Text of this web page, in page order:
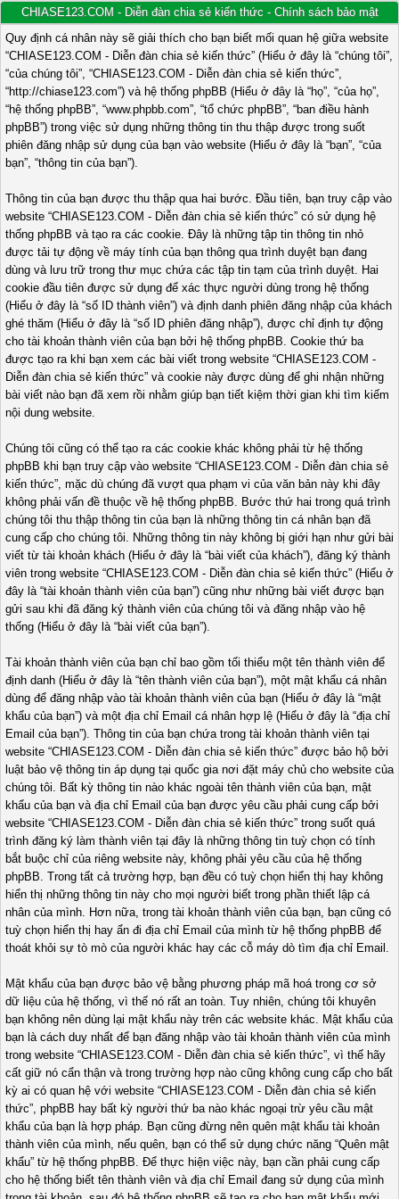
CHIASE123.COM - Diễn đàn chia sẻ kiến thức - Chính sách bảo mật
Quy định cá nhân này sẽ giải thích cho bạn biết mối quan hệ giữa website
“CHIASE123.COM - Diễn đàn chia sẻ kiến thức” (Hiểu ở đây là “chúng tôi”,
“của chúng tôi”, “CHIASE123.COM - Diễn đàn chia sẻ kiến thức”,
“http://chiase123.com”) và hệ thống phpBB (Hiểu ở đây là “họ”, “của họ”,
“hệ thống phpBB”, “www.phpbb.com”, “tổ chức phpBB”, “ban điều hành
phpBB”) trong việc sử dụng những thông tin thu thập được trong suốt
phiên đăng nhập sử dụng của bạn vào website (Hiểu ở đây là “bạn”, “của
bạn”, “thông tin của bạn”).
Thông tin của bạn được thu thập qua hai bước. Đầu tiên, bạn truy cập vào
website “CHIASE123.COM - Diễn đàn chia sẻ kiến thức” có sử dụng hệ
thống phpBB và tạo ra các cookie. Đây là những tập tin thông tin nhỏ
được tải tự động về máy tính của bạn thông qua trình duyệt bạn đang
dùng và lưu trữ trong thư mục chứa các tập tin tạm của trình duyệt. Hai
cookie đầu tiên được sử dụng để xác thực người dùng trong hệ thống
(Hiểu ở đây là “số ID thành viên”) và định danh phiên đăng nhập của khách
ghé thăm (Hiểu ở đây là “số ID phiên đăng nhập”), được chỉ định tự động
cho tài khoản thành viên của bạn bởi hệ thống phpBB. Cookie thứ ba
được tạo ra khi bạn xem các bài viết trong website “CHIASE123.COM -
Diễn đàn chia sẻ kiến thức” và cookie này được dùng để ghi nhận những
bài viết nào bạn đã xem rồi nhằm giúp bạn tiết kiệm thời gian khi tìm kiếm
nội dung website.
Chúng tôi cũng có thể tạo ra các cookie khác không phải từ hệ thống
phpBB khi bạn truy cập vào website “CHIASE123.COM - Diễn đàn chia sẻ
kiến thức”, mặc dù chúng đã vượt qua phạm vi của văn bản này khi đây
không phải vấn đề thuộc về hệ thống phpBB. Bước thứ hai trong quá trình
chúng tôi thu thập thông tin của bạn là những thông tin cá nhân bạn đã
cung cấp cho chúng tôi. Những thông tin này không bị giới hạn như gửi bài
viết từ tài khoản khách (Hiểu ở đây là “bài viết của khách”), đăng ký thành
viên trong website “CHIASE123.COM - Diễn đàn chia sẻ kiến thức” (Hiểu ở
đây là “tài khoản thành viên của bạn”) cũng như những bài viết được bạn
gửi sau khi đã đăng ký thành viên của chúng tôi và đăng nhập vào hệ
thống (Hiểu ở đây là “bài viết của bạn”).
Tài khoản thành viên của bạn chỉ bao gồm tối thiểu một tên thành viên để
định danh (Hiểu ở đây là “tên thành viên của bạn”), một mật khẩu cá nhân
dùng để đăng nhập vào tài khoản thành viên của bạn (Hiểu ở đây là “mật
khẩu của bạn”) và một địa chỉ Email cá nhân hợp lệ (Hiểu ở đây là “địa chỉ
Email của bạn”). Thông tin của bạn chứa trong tài khoản thành viên tại
website “CHIASE123.COM - Diễn đàn chia sẻ kiến thức” được bảo hộ bởi
luật bảo vệ thông tin áp dụng tại quốc gia nơi đặt máy chủ cho website của
chúng tôi. Bất kỳ thông tin nào khác ngoài tên thành viên của bạn, mật
khẩu của bạn và địa chỉ Email của bạn được yêu cầu phải cung cấp bởi
website “CHIASE123.COM - Diễn đàn chia sẻ kiến thức” trong suốt quá
trình đăng ký làm thành viên tại đây là những thông tin tuỳ chọn có tính
bắt buộc chỉ của riêng website này, không phải yêu cầu của hệ thống
phpBB. Trong tất cả trường hợp, bạn đều có tuỳ chọn hiển thị hay không
hiển thị những thông tin này cho mọi người biết trong phần thiết lập cá
nhân của mình. Hơn nữa, trong tài khoản thành viên của bạn, bạn cũng có
tuỳ chọn hiển thị hay ẩn đi địa chỉ Email của mình từ hệ thống phpBB để
thoát khỏi sự tò mò của người khác hay các cỗ máy dò tìm địa chỉ Email.
Mật khẩu của bạn được bảo vệ bằng phương pháp mã hoá trong cơ sở
dữ liệu của hệ thống, vì thế nó rất an toàn. Tuy nhiên, chúng tôi khuyên
bạn không nên dùng lại mật khẩu này trên các website khác. Mật khẩu của
bạn là cách duy nhất để bạn đăng nhập vào tài khoản thành viên của mình
trong website “CHIASE123.COM - Diễn đàn chia sẻ kiến thức”, vì thế hãy
cất giữ nó cẩn thận và trong trường hợp nào cũng không cung cấp cho bất
kỳ ai có quan hệ với website “CHIASE123.COM - Diễn đàn chia sẻ kiến
thức”, phpBB hay bất kỳ người thứ ba nào khác ngoại trừ yêu cầu mật
khẩu của bạn là hợp pháp. Bạn cũng đừng nên quên mật khẩu tài khoản
thành viên của mình, nếu quên, bạn có thể sử dụng chức năng “Quên mật
khẩu” từ hệ thống phpBB. Để thực hiện việc này, bạn cần phải cung cấp
cho hệ thống biết tên thành viên và địa chỉ Email đang sử dụng của mình